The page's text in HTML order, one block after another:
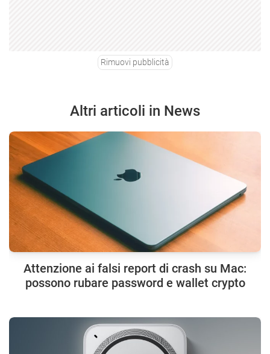
Rimuovi pubblicità
Altri articoli in News
Attenzione ai falsi report di crash su Mac:
possono rubare password e wallet crypto